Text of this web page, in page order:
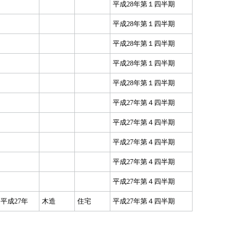
平成28年第１四半期
平成28年第１四半期
平成28年第１四半期
平成28年第１四半期
平成28年第１四半期
平成27年第４四半期
平成27年第４四半期
平成27年第４四半期
平成27年第４四半期
平成27年第４四半期
平成27年 木造 住宅 平成27年第４四半期